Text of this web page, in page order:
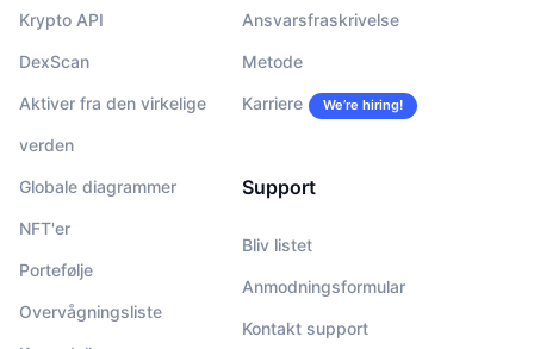
Krypto API
DexScan
Aktiver fra den virkelige
verden
Globale diagrammer
NFT'er
Portefølje
Overvågningsliste
Ansvarsfraskrivelse
Metode
Karriere We’re hiring!
Support
Bliv listet
Anmodningsformular
Kontakt support